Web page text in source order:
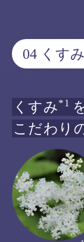
04 くすみ
くすみ*1
こだわり